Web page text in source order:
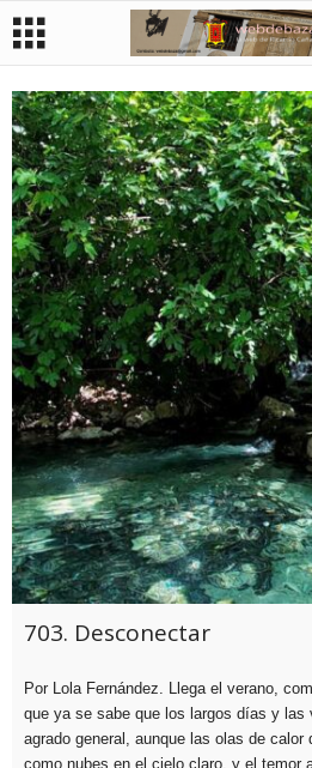
703. Desconectar
Por Lola Fernández. Llega el verano,
que ya se sabe que los largos días y las
agrado general, aunque las olas de
como nubes en el cielo claro, y el temor